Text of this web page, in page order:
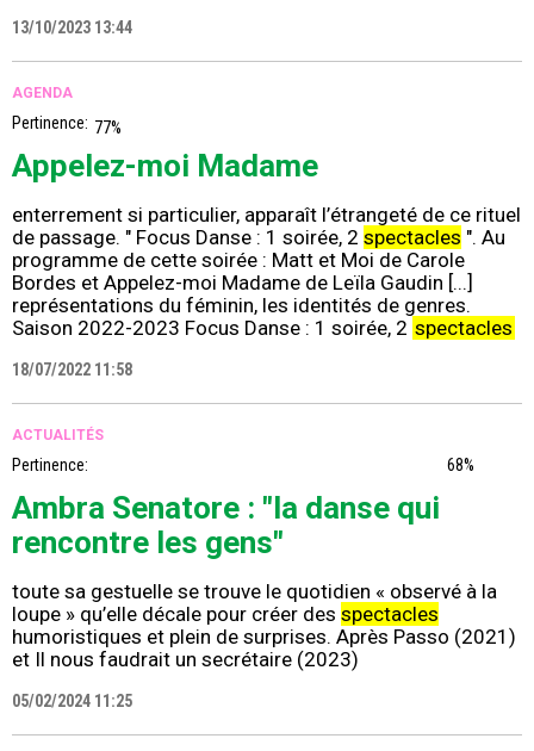
13/10/2023 13:44
AGENDA
Pertinence: 77%
Appelez-moi Madame
enterrement si particulier, apparaît l’étrangeté de ce rituel
de passage. " Focus Danse : 1 soirée, 2 spectacles ". Au
programme de cette soirée : Matt et Moi de Carole
Bordes et Appelez-moi Madame de Leïla Gaudin [...]
représentations du féminin, les identités de genres.
Saison 2022-2023 Focus Danse : 1 soirée, 2 spectacles
18/07/2022 11:58
ACTUALITÉS
Pertinence: 68%
Ambra Senatore : "la danse qui
rencontre les gens"
toute sa gestuelle se trouve le quotidien « observé à la
loupe » qu’elle décale pour créer des spectacles
humoristiques et plein de surprises. Après Passo (2021)
et Il nous faudrait un secrétaire (2023)
05/02/2024 11:25